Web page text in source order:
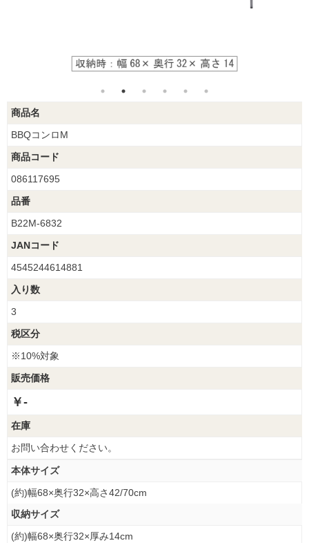
商品名
BBQコンロM
商品コード
086117695
品番
B22M-6832
JANコード
4545244614881
入り数
3
税区分
※10%対象
販売価格
￥-
在庫
お問い合わせください。
本体サイズ
(約)幅68×奥行32×高さ42/70cm
収納サイズ
(約)幅68×奥行32×厚み14cm